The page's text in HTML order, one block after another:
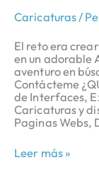
Caricaturas /
El reto era
en un adorable
aventuro en
Contácteme
de Interfaces,
Caricaturas y
Paginas Webs,
Leer más »